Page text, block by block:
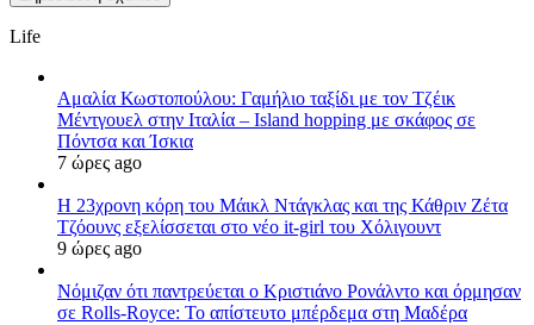
Life
Αμαλία Κωστοπούλου: Γαμήλιο ταξίδι με τον Τζέικ
Μέντγουελ στην Ιταλία – Island hopping με σκάφος σε
Πόντσα και Ίσκια
7 ώρες ago
Η 23χρονη κόρη τoυ Μάικλ Ντάγκλας και της Κάθριν Ζέτα
Τζόουνς εξελίσσεται στο νέο it-girl του Χόλιγουντ
9 ώρες ago
Νόμιζαν ότι παντρεύεται ο Κριστιάνο Ρονάλντο και όρμησαν
σε Rolls-Royce: Το απίστευτο μπέρδεμα στη Μαδέρα